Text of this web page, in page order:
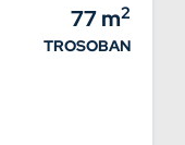
77m2
TROSOBAN